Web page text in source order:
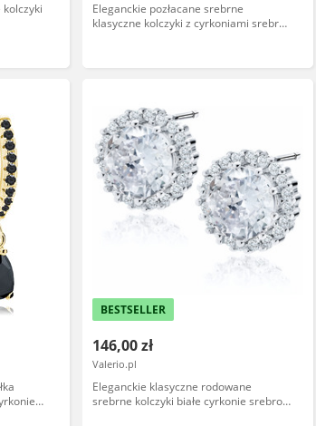
kolczyki
Eleganckie pozłacane srebrne
klasyczne kolczyki z cyrkoniami srebro
BESTSELLER
146,00 zł
Valerio.pl
Eleganckie klasyczne rodowane
srebrne kolczyki białe cyrkonie srebro